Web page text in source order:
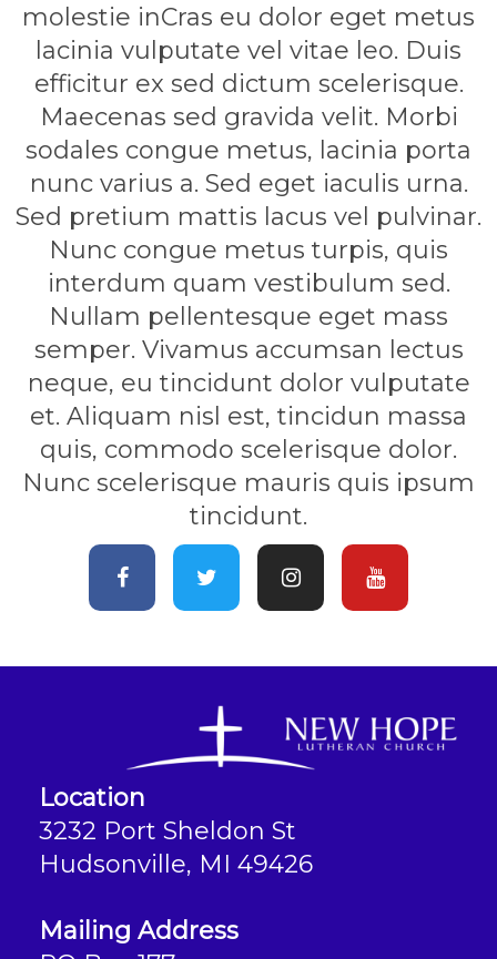
molestie inCras eu dolor eget metus
lacinia vulputate vel vitae leo. Duis
efficitur ex sed dictum scelerisque.
Maecenas sed gravida velit. Morbi
sodales congue metus, lacinia porta
nunc varius a. Sed eget iaculis urna.
Sed pretium mattis lacus vel pulvinar.
Nunc congue metus turpis, quis
interdum quam vestibulum sed.
Nullam pellentesque eget mass
semper. Vivamus accumsan lectus
neque, eu tincidunt dolor vulputate
et. Aliquam nisl est, tincidun massa
quis, commodo scelerisque dolor.
Nunc scelerisque mauris quis ipsum
tincidunt.
Location
3232 Port Sheldon St
Hudsonville, MI 49426
Mailing Address